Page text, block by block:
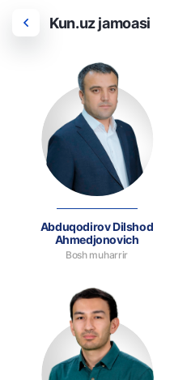
Kun.uz jamoasi
Abduqodirov Dilshod
Ahmedjonovich
Bosh muharrir